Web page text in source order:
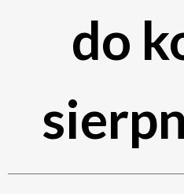
do